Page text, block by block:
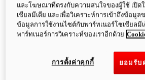
และโฆษณาที่ตรงกับความสนใจของผู้ใช้ เปิ
เชียลมีเดีย และเพื่อวิเคราะห์การเข้าถึงข้อมูล
ข้อมูลการใช้งานไซต์กับพาร์ทเนอร์โซเชียลมี
พาร์ทเนอร์การวิเคราะห์ของเราอีกด้วย
ยอมรับ
การตั้งค่าคุกกี้